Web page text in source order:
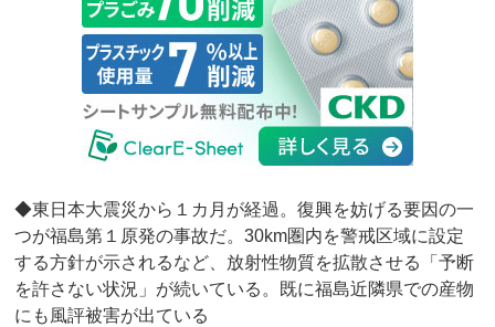
◆東日本大震災から１カ月が経過。復興を妨げる要因の一
つが福島第１原発の事故だ。30km圏内を警戒区域に設定
する方針が示されるなど、放射性物質を拡散させる「予断
を許さない状況」が続いている。既に福島近隣県での産物
にも風評被害が出ている